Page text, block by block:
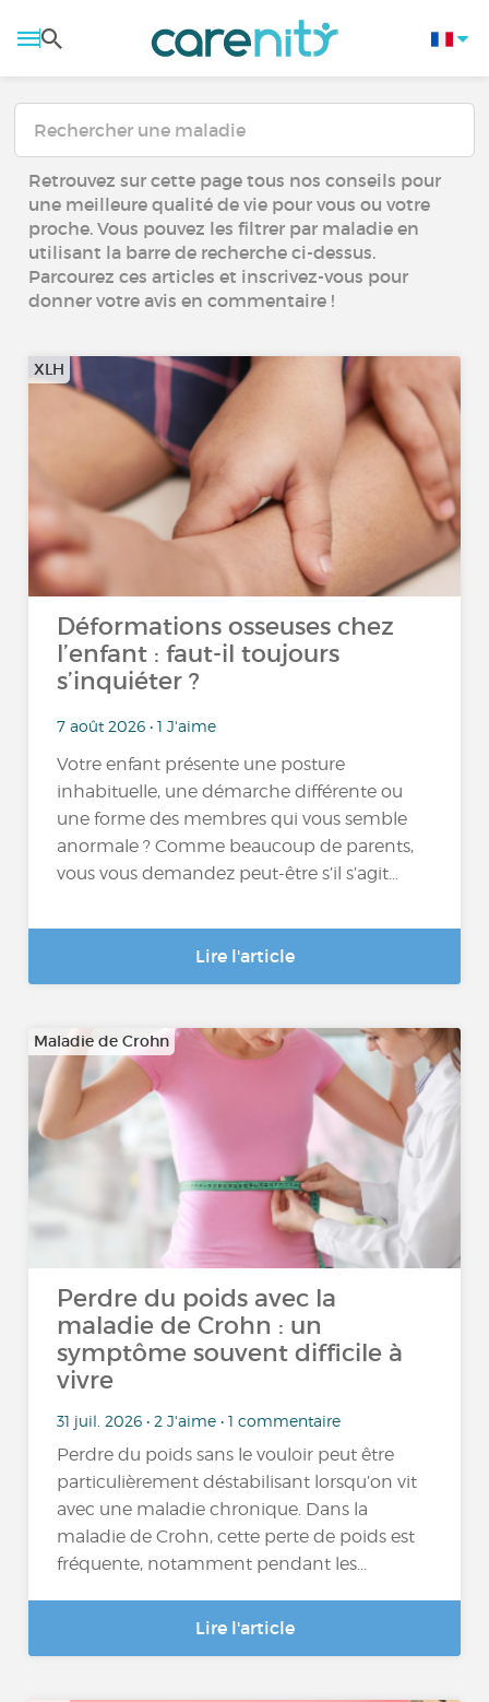
Retrouvez sur cette page tous nos conseils pour
une meilleure qualité de vie pour vous ou votre
proche. Vous pouvez les filtrer par maladie en
utilisant la barre de recherche ci-dessus.
Parcourez ces articles et inscrivez-vous pour
donner votre avis en commentaire !
XLH
Déformations osseuses chez
l’enfant : faut-il toujours
s’inquiéter ?
7 août 2026 • 1 J'aime
Votre enfant présente une posture
inhabituelle, une démarche différente ou
une forme des membres qui vous semble
anormale ? Comme beaucoup de parents,
vous vous demandez peut-être s’il s’agit...
Lire l'article
Maladie de Crohn
Perdre du poids avec la
maladie de Crohn : un
symptôme souvent difficile à
vivre
31 juil. 2026 • 2 J'aime • 1 commentaire
Perdre du poids sans le vouloir peut être
particulièrement déstabilisant lorsqu’on vit
avec une maladie chronique. Dans la
maladie de Crohn, cette perte de poids est
fréquente, notamment pendant les...
Lire l'article